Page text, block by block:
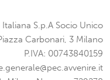
S.p.A Socio Unico
Carbonari, 3 Milano
P.IVA: 00743840159